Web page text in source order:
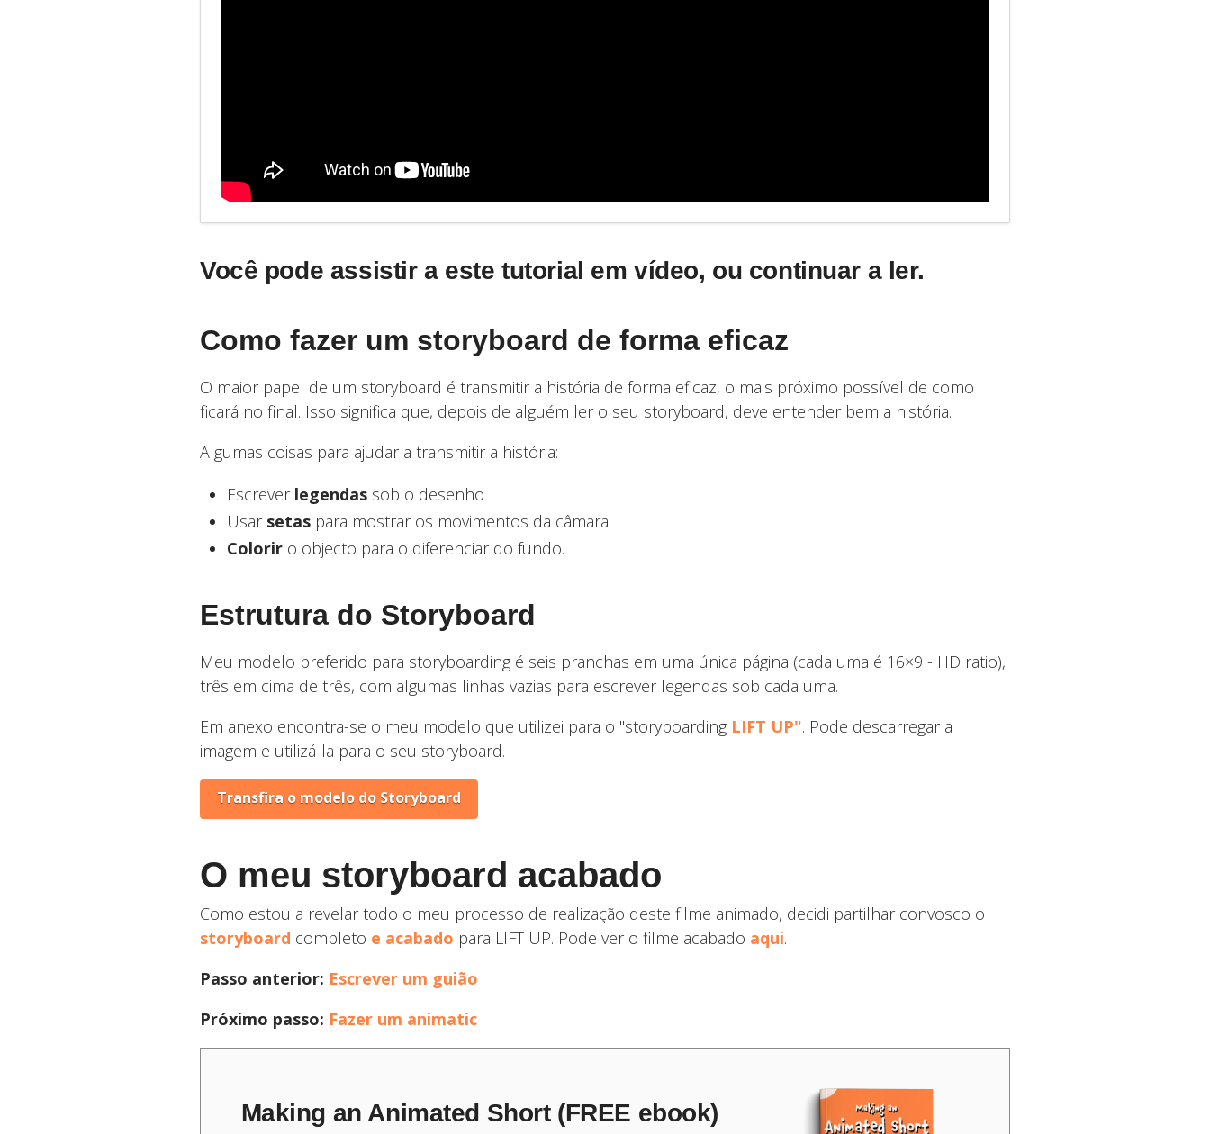
Você pode assistir a este tutorial em vídeo, ou continuar a ler.
Como fazer um storyboard de forma eficaz
O maior papel de um storyboard é transmitir a história de forma eficaz, o mais próximo possível de como
ficará no final. Isso significa que, depois de alguém ler o seu storyboard, deve entender bem a história.
Algumas coisas para ajudar a transmitir a história:
Escrever legendassob o desenho
Usar setaspara mostrar os movimentos da câmara
Coloriro objecto para o diferenciar do fundo.
Estrutura do Storyboard
Meu modelo preferido para storyboarding é seis pranchas em uma única página (cada uma é 16×9 - HD ratio),
três em cima de três, com algumas linhas vazias para escrever legendas sob cada uma.
Em anexo encontra-se o meu modelo que utilizei para o "storyboarding LIFT UP". Pode descarregar a
imagem e utilizá-la para o seu storyboard.
Transfira o modelo do Storyboard
O meu storyboard acabado
Como estou a revelar todo o meu processo de realização deste filme animado, decidi partilhar convosco o
storyboard completo e acabado para LIFT UP. Pode ver o filme acabado aqui.
Passo anterior: Escrever um guião
Próximo passo: Fazer um animatic
Making an Animated Short (FREE ebook)